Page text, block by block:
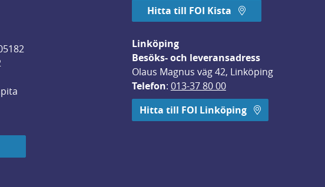
till annan webbplats, öppnas i nytt fönster.
Hitta till FOI Kista
Linköping
Besöks- och leveransadress
Olaus Magnus väg 42, Linköping
Telefon: 013-37 80 00
Hitta till FOI Linköping